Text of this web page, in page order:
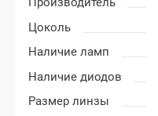
Цоколь
Наличие ламп
Наличие диодов
Размер линзы